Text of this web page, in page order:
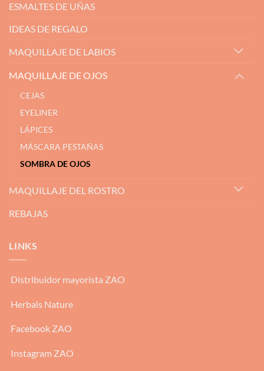
ESMALTES DE UÑAS
IDEAS DE REGALO
MAQUILLAJE DE LABIOS
MAQUILLAJE DE OJOS
CEJAS
EYELINER
LÁPICES
MÁSCARA PESTAÑAS
SOMBRA DE OJOS
MAQUILLAJE DEL ROSTRO
REBAJAS
LINKS
Distribuidor mayorista ZAO
Herbals Nature
Facebook ZAO
Instagram ZAO